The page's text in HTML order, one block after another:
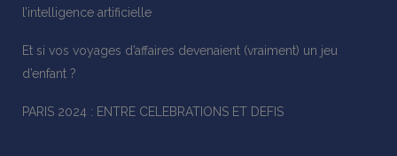
l’intelligence artificielle
Et si vos voyages d’affaires devenaient (vraiment) un jeu
d’enfant ?
PARIS 2024 : ENTRE CELEBRATIONS ET DEFIS